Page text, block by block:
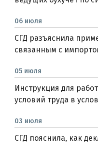
06 июля
СГД разъяснила
связанным с
05 июля
Инструкция для
условий труда в
03 июля
СГД пояснила, как